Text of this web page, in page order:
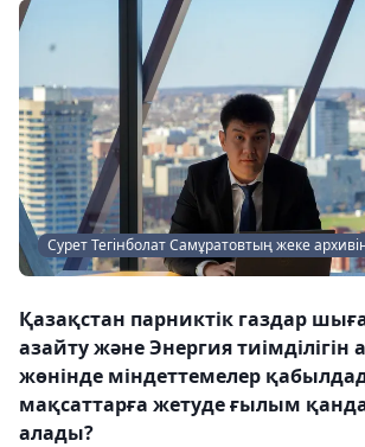
Сурет Тегінболат Самұратовтың жеке
Қазақстан парниктік газдар
азайту және Энергия тиімділігін
жөнінде міндеттемелер
мақсаттарға жетуде ғылым
алады?